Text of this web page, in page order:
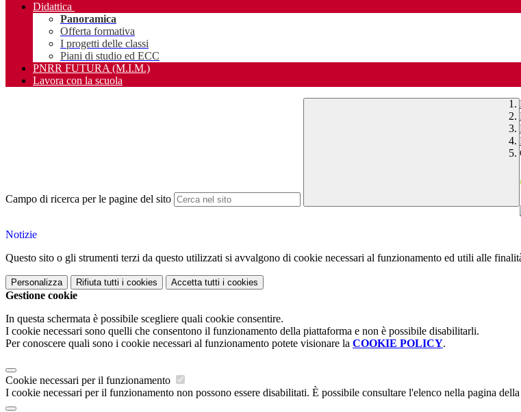
Didattica
Panoramica
Offerta formativa
I progetti delle classi
Piani di studio ed ECC
PNRR FUTURA (M.I.M.)
Lavora con la scuola
Campo di ricerca per le pagine del sito
Notizie
Questo sito o gli strumenti terzi da questo utilizzati si avvalgono di cookie necessari al funzionamento ed utili alle
Personalizza Rifiuta tutti i cookies Accetta tutti i cookies
Gestione cookie
In questa schermata è possibile scegliere quali cookie consentire.
I cookie necessari sono quelli che consentono il funzionamento della piattaforma e non è possibile disabilitarli.
Per conoscere quali sono i cookie necessari al funzionamento potete visionare la COOKIE POLICY.
Cookie necessari per il funzionamento
I cookie necessari per il funzionamento non possono essere disabilitati. È possibile consultare l'elenco nella pagina